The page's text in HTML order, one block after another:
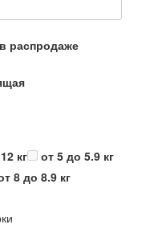
распродаже
кг
от 5 до 5.9 кг
8 до 8.9 кг